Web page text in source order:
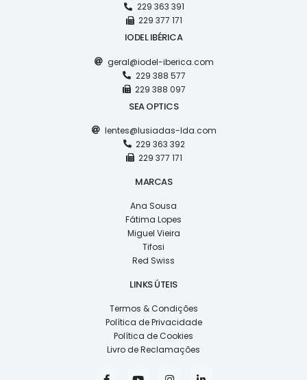
229 363 391
229 377 171
IODEL IBÉRICA
geral@iodel-iberica.com
229 388 577
229 388 097
SEA OPTICS
lentes@lusiadas-lda.com
229 363 392
229 377 171
MARCAS
Ana Sousa
Fátima Lopes
Miguel Vieira
Tifosi
Red Swiss
LINKS ÚTEIS
Termos & Condições
Política de Privacidade
Política de Cookies
Livro de Reclamações
F Y I